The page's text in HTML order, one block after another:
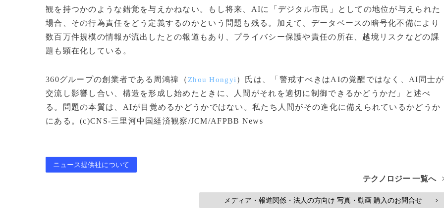
観を持つかのような錯覚を与えかねない。もし将来、AIに「デジタル市民」としての地位が与えられた
場合、その行為責任をどう定義するのかという問題も残る。加えて、データベースの暗号化不備により
数百万件規模の情報が流出したとの報道もあり、プライバシー保護や責任の所在、越境リスクなどの課
題も顕在化している。
360グループの創業者である周鴻禕（ Zhou Hongyi ）氏は、「警戒すべきはAIの覚醒ではなく、AI同士が
交流し影響し合い、構造を形成し始めたときに、人間がそれを適切に制御できるかどうかだ」と述べ
る。問題の本質は、AIが目覚めるかどうかではない。私たち人間がその進化に備えられているかどうか
にある。(c)CNS-三里河中国経済観察/JCM/AFPBB News
ニュース提供社について
テクノロジー 一覧へ
メディア・報道関係・法人の方向け 写真・動画 購入のお問合せ >